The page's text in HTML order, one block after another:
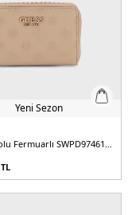
Yeni Sezon
Ella Logolu Fermuarlı SWPD9746140 Kadın Cüzdan
TL